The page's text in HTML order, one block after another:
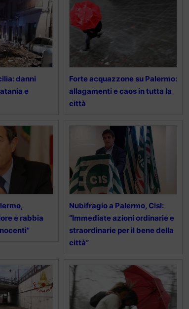
danni
e
Forte acquazzone su Palermo:
allagamenti e caos in tutta la
città
e rabbia
Nubifragio a Palermo, Cisl:
“Immediate azioni ordinarie e
straordinarie per il bene della
città”